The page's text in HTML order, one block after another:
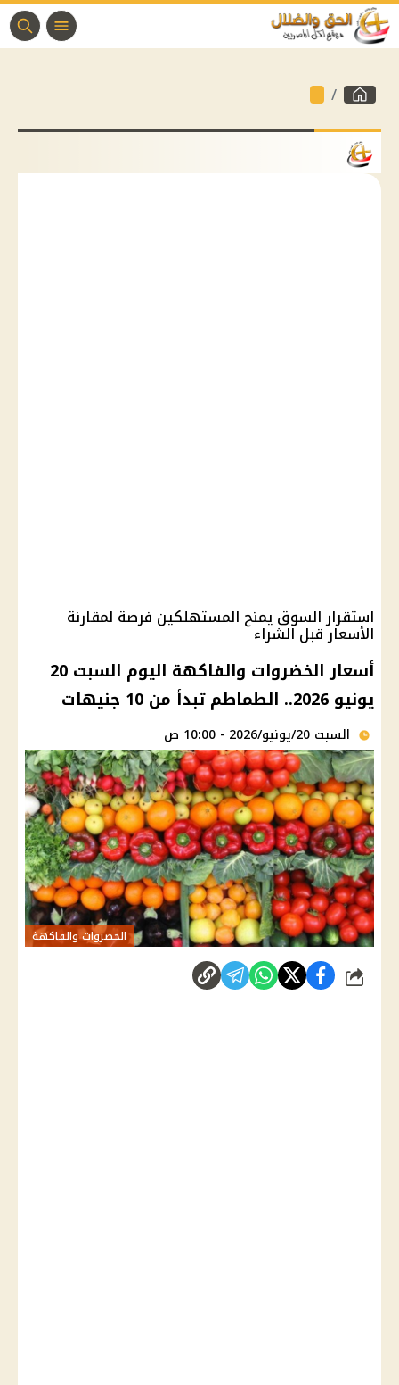
استقرار السوق يمنح المستهلكين فرصة لمقارنة
الأسعار قبل الشراء
أسعار الخضروات والفاكهة اليوم السبت 20
يونيو 2026.. الطماطم تبدأ من 10 جنيهات
السبت 20/يونيو/2026 - 10:00 ص
الخضروات والفاكهة
شارك